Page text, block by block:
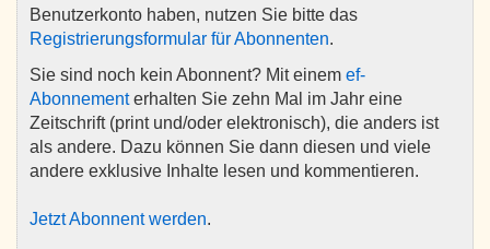
Benutzerkonto haben, nutzen Sie bitte das
Registrierungsformular für Abonnenten.
Sie sind noch kein Abonnent? Mit einem ef-
Abonnementerhalten Sie zehn Mal im Jahr eine
Zeitschrift (print und/oder elektronisch), die anders ist
als andere. Dazu können Sie dann diesen und viele
andere exklusive Inhalte lesen und kommentieren.
Jetzt Abonnent werden.